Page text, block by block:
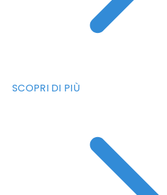
SCOPRI DI PIÙ